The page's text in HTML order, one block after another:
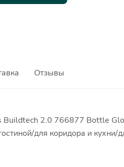
Отзывы
Buildtech 2.0 766877 Bottle
для коридора и